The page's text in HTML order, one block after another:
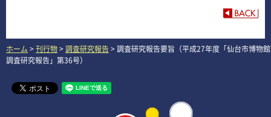
ホーム >刊行物>調査研究報告> 調査研究報告要旨（平成27年度「仙台市博物館
調査研究報告」第36号）